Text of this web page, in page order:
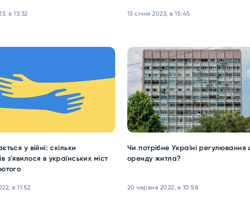
в 13:32 13 січня 2023, в 15:45
у війні: скільки
з'явилося в українських міст
в 11:52
Чи потрібне Україні регулювання
оренду житла?
20 червня 2022, в 10:58